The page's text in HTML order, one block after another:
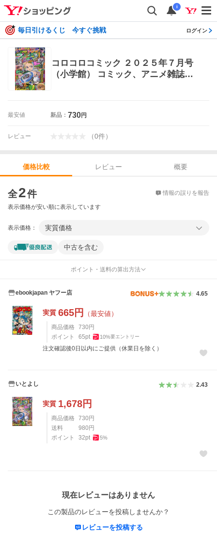
i
毎日引けるくじ 今すぐ挑戦 ログイン
コロコロコミック ２０２５年７月号
（小学館） コミック、アニメ雑誌そ
最安値 新品： 730円
レビュー （0件）
価格比較 レビュー
概要
全2件 情報の誤りを報告
表示価格が安い順に表示しています
表示価格： 実質価格
中古を含む
ポイント・送料の算出方法
ebookjapan ヤフー店 4.65
実質 665円 （最安値）
商品価格 730 円
ポイント
65pt 10%要エントリー
注文確認後0日以内にご提供（休業日を除く）
いとよし 2.43
実質 1,678円
商品価格 730 円
送料
980 円
ポイント
32pt 5%
現在レビューはありません
この製品のレビューを投稿しませんか？
レビューを投稿する